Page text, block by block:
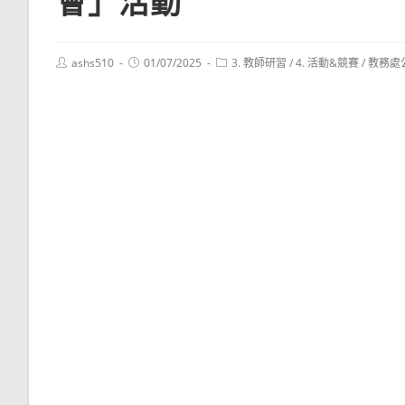
Postashs510
Post01/07/2025
Post3. 教師研習 /4. 活動&競賽/教務處